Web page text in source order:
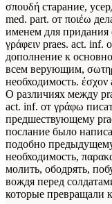
σπουδή старание,
med. part. от ποιέω
именем для придания
γράφειν praes. act.
дополнение к
всем верующим,
необходимость.
О различиях между
act. inf. от γράφω
предшествующему
послание было
подобно
необходимость,
молить, ободрять,
вождя перед
которые превращали